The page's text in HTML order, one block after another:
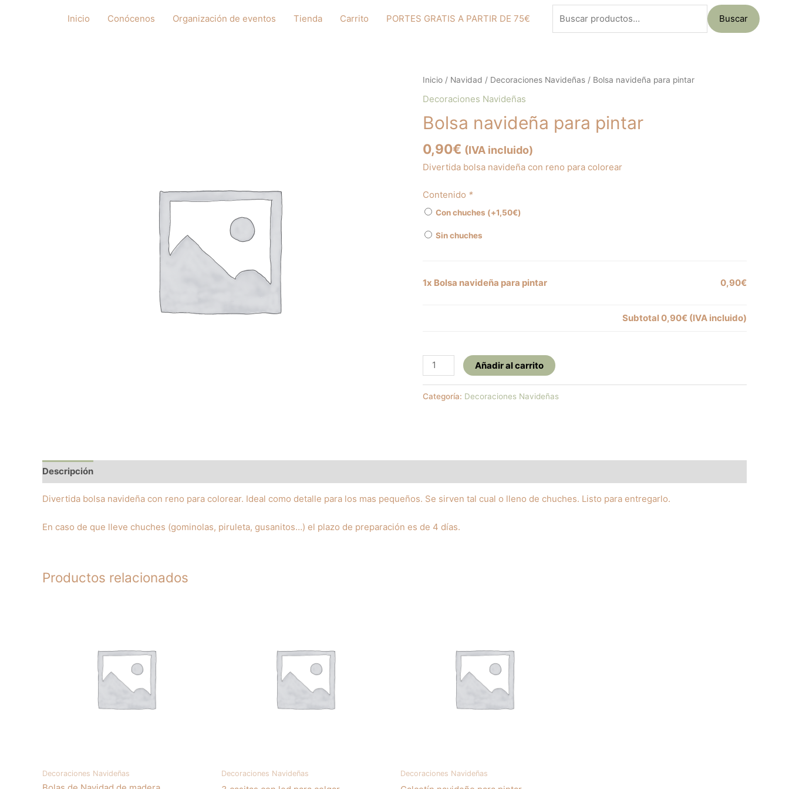
Inicio Conócenos Organización de eventos Tienda Carrito PORTES GRATIS A PARTIR DE 75€
por:
Buscar
Inicio / Navidad / Decoraciones Navideñas / Bolsa navideña para pintar
Decoraciones Navideñas
Bolsa navideña para pintar
0,90€ (IVA incluido)
Divertida bolsa navideña con reno para colorear
Contenido *
Con chuches (+1,50€)
Sin chuches
1x Bolsa navideña para pintar 0,90€
Subtotal0,90€ (IVA incluido)
Bolsa
navideña
pintar
Añadir al carrito
Categoría: Decoraciones Navideñas
Descripción
Divertida bolsa navideña con reno para colorear. Ideal como detalle para los mas pequeños. Se sirven tal cual o lleno de chuches. Listo para entregarlo.
En caso de que lleve chuches (gominolas, piruleta, gusanitos…) el plazo de preparación es de 4 días.
Productos relacionados
Decoraciones Navideñas Decoraciones Navideñas Decoraciones Navideñas